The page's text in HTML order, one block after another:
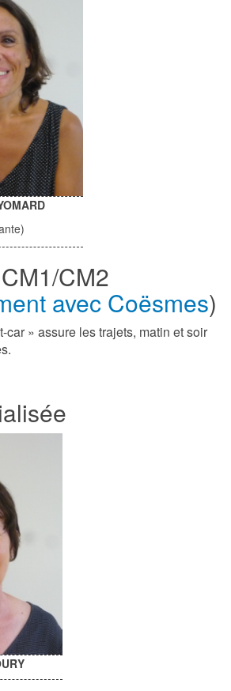
CM2
avec Coësmes)
car » assure les trajets, matin et soir